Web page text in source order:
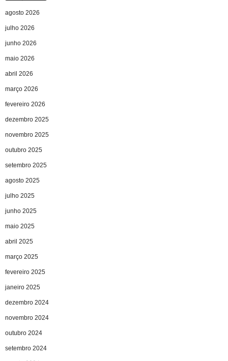
agosto 2026
julho 2026
junho 2026
maio 2026
abril 2026
março 2026
fevereiro 2026
dezembro 2025
novembro 2025
outubro 2025
setembro 2025
agosto 2025
julho 2025
junho 2025
maio 2025
abril 2025
março 2025
fevereiro 2025
janeiro 2025
dezembro 2024
novembro 2024
outubro 2024
setembro 2024